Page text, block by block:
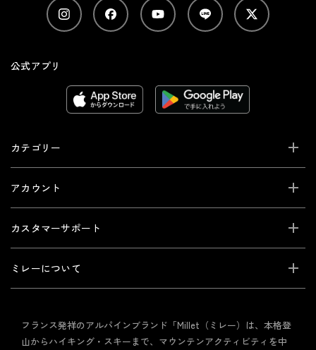
公式アプリ
カテゴリー
アカウント
カスタマーサポート
ミレーについて
フランス発祥のアルパインブランド「Millet（ミレー）は、本格登
山からハイキング・スキーまで、マウンテンアクティビティを中